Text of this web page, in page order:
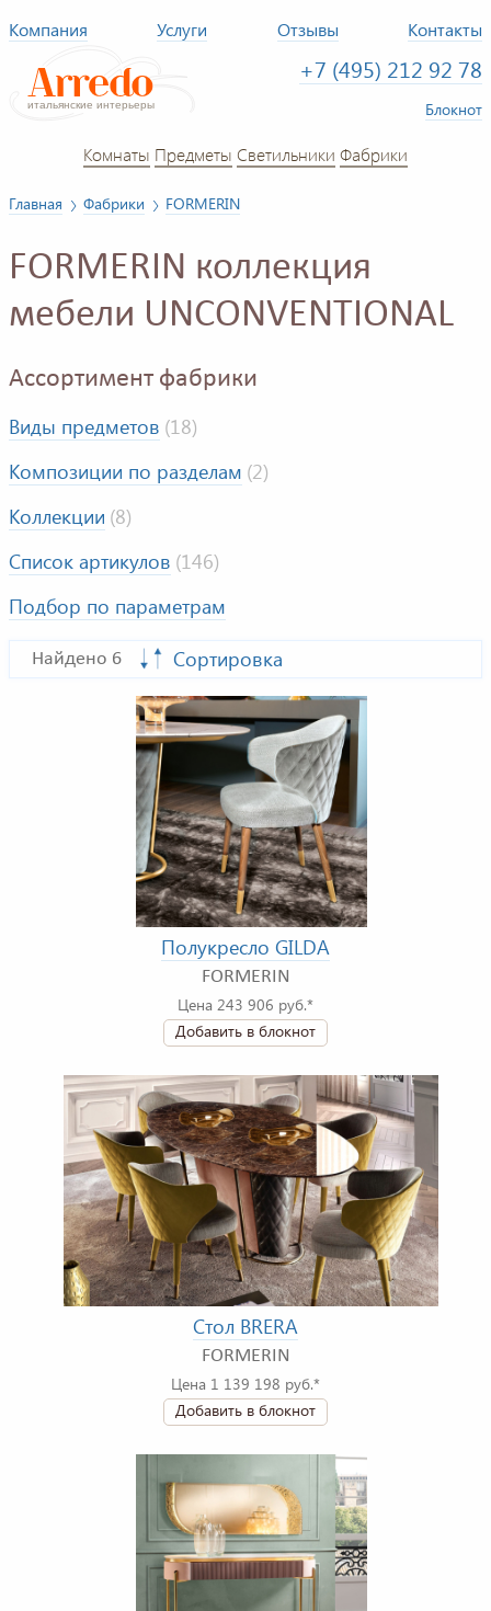
Компания Услуги Отзывы Контакты
+7 (495) 212 92 78
Блокнот
Комнаты Предметы Светильники Фабрики
Главная Фабрики FORMERIN
FORMERIN коллекция
мебели UNCONVENTIONAL
Ассортимент фабрики
Виды предметов (18)
Композиции по разделам (2)
Коллекции (8)
Список артикулов (146)
Подбор по параметрам
Найдено 6 Сортировка
Полукресло GILDA
FORMERIN
Цена 243 906 руб.*
Добавить в блокнот
Стол BRERA
FORMERIN
Цена 1 139 198 руб.*
Добавить в блокнот